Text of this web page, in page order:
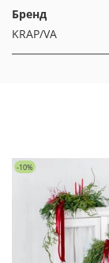
Бренд
KRAP/VA
-10%